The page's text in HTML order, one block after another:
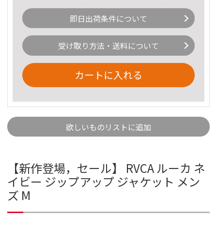
即日出荷条件について
受け取り方法・送料について
カートに入れる
欲しいものリストに追加
【新作登場，セール】 RVCA ルーカ ネ
イビー ジップアップ ジャケット メン
ズ M